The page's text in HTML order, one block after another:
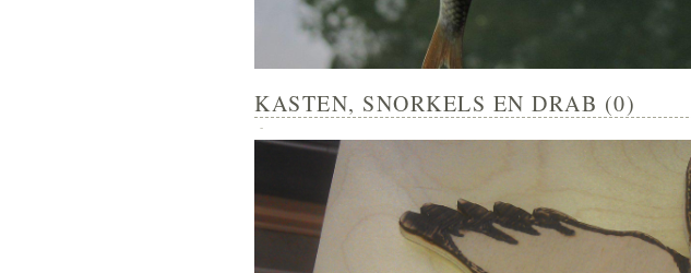
KASTEN, SNORKELS EN DRAB (0)
-